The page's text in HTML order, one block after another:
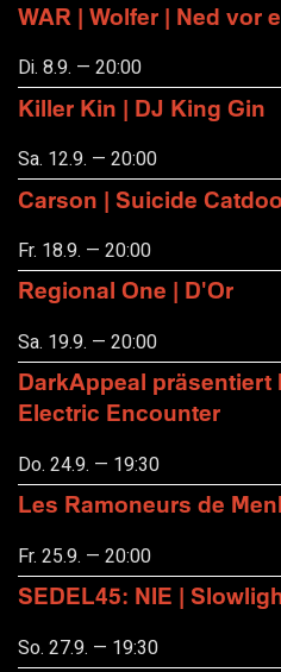
WAR | Wolfer | Ned vor
Di. 8.9. — 20:00
Killer Kin | DJ King Gin
Sa. 12.9. — 20:00
Carson | Suicide
Fr. 18.9. — 20:00
Regional One | D'Or
Sa. 19.9. — 20:00
DarkAppeal präsentiert
Electric Encounter
Do. 24.9. — 19:30
Les Ramoneurs de
Fr. 25.9. — 20:00
SEDEL45: NIE |
So. 27.9. — 19:30